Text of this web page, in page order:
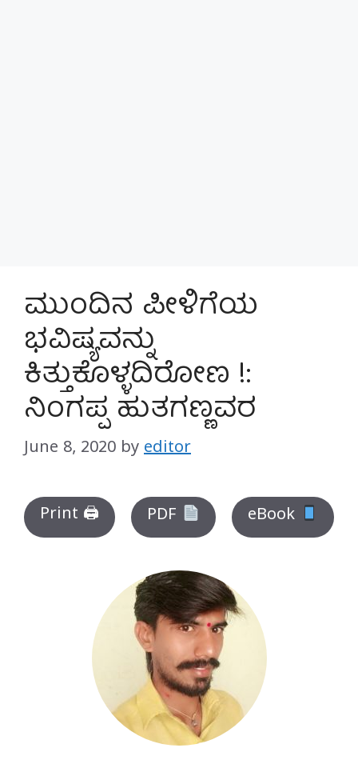
ಮುಂದಿನ ಪೀಳಿಗೆಯ
ಭವಿಷ್ಯವನ್ನು
ಕಿತ್ತುಕೊಳ್ಳದಿರೋಣ !:
ನಿಂಗಪ್ಪ ಹುತಗಣ್ಣವರ
June 8, 2020 by editor
Print 🖨 PDF eBook